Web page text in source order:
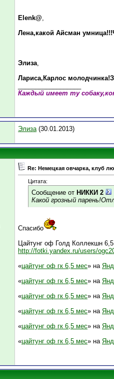
Elenk@,
Лена,какой Айсман
Элиза,
Лариса,Карлос
Каждый имеет ту
Элиза(30.01.2013)
Re: Немецкая овчарка, клуб
Цитата:
Сообщение от НИККИ 2
Какой грозный
Спасибо
Цайтунг оф Голд Коллекшн
http://fotki.yandex.ru/users/
«цайтунг оф гк 6,5 мес» на
«цайтунг оф гк 6,5 мес» на
«цайтунг оф гк 6,5 мес» на
«цайтунг оф гк 6,5 мес» на
«цайтунг оф гк 6,5 мес» на
«цайтунг оф гк 6,5 мес» на